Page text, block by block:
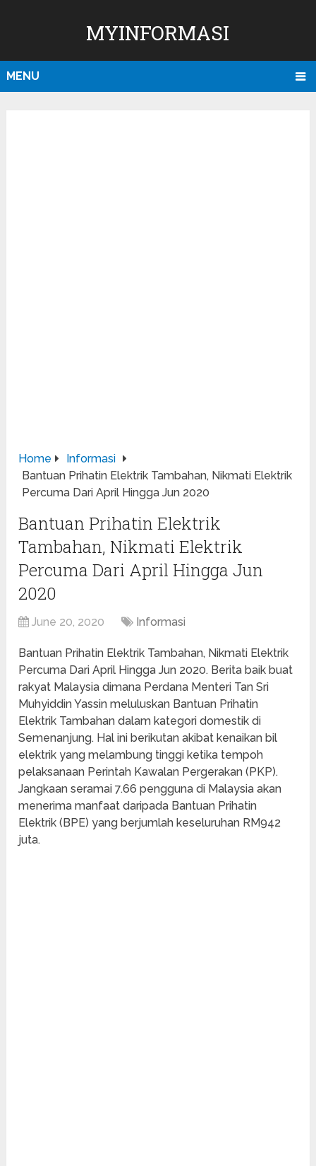
MYINFORMASI
MENU
Home
Informasi
Bantuan Prihatin Elektrik Tambahan, Nikmati Elektrik
Percuma Dari April Hingga Jun 2020
Bantuan Prihatin Elektrik
Tambahan, Nikmati Elektrik
Percuma Dari April Hingga Jun
2020
June 20, 2020 Informasi
Bantuan Prihatin Elektrik Tambahan, Nikmati Elektrik
Percuma Dari April Hingga Jun 2020. Berita baik buat
rakyat Malaysia dimana Perdana Menteri Tan Sri
Muhyiddin Yassin meluluskan Bantuan Prihatin
Elektrik Tambahan dalam kategori domestik di
Semenanjung. Hal ini berikutan akibat kenaikan bil
elektrik yang melambung tinggi ketika tempoh
pelaksanaan Perintah Kawalan Pergerakan (PKP).
Jangkaan seramai 7.66 pengguna di Malaysia akan
menerima manfaat daripada Bantuan Prihatin
Elektrik (BPE) yang berjumlah keseluruhan RM942
juta.